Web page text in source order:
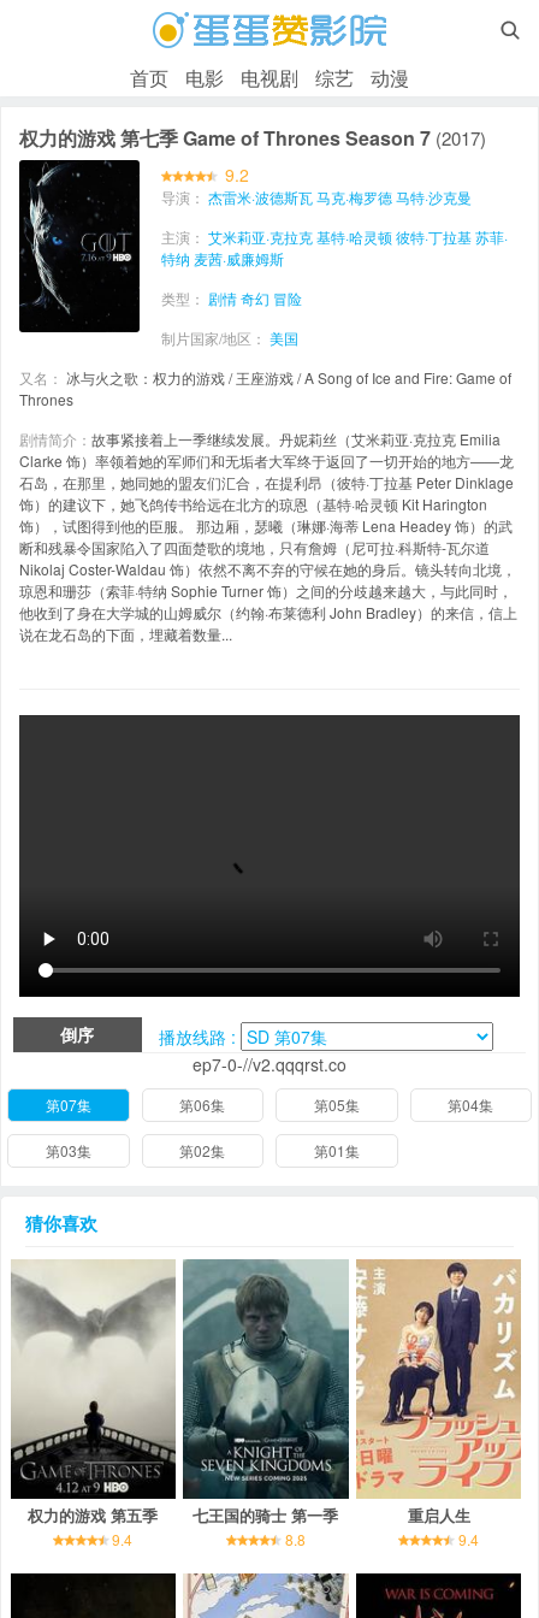

首页 电影 电视剧 综艺 动漫
权力的游戏 第七季 Game of Thrones Season 7 (2017)
9.2
导演： 杰雷米·波德斯瓦马克·梅罗德马特·沙克曼
主演： 艾米莉亚·克拉克基特·哈灵顿彼特·丁拉基苏菲·
特纳 麦茜·威廉姆斯
类型： 剧情奇幻 冒险
制片国家/地区： 美国
又名： 冰与火之歌：权力的游戏 / 王座游戏 / A Song of Ice and Fire: Game of
Thrones
剧情简介： 故事紧接着上一季继续发展。丹妮莉丝（艾米莉亚·克拉克 Emilia
Clarke 饰）率领着她的军师们和无垢者大军终于返回了一切开始的地方——龙
石岛，在那里，她同她的盟友们汇合，在提利昂（彼特·丁拉基 Peter Dinklage
饰）的建议下，她飞鸽传书给远在北方的琼恩（基特·哈灵顿 Kit Harington
饰），试图得到他的臣服。 那边厢，瑟曦（琳娜·海蒂 Lena Headey 饰）的武
断和残暴令国家陷入了四面楚歌的境地，只有詹姆（尼可拉·科斯特-瓦尔道
Nikolaj Coster-Waldau 饰）依然不离不弃的守候在她的身后。镜头转向北境，
琼恩和珊莎（索菲·特纳 Sophie Turner 饰）之间的分歧越来越大，与此同时，
他收到了身在大学城的山姆威尔（约翰·布莱德利 John Bradley）的来信，信上
说在龙石岛的下面，埋藏着数量...
倒序
播放线路 :
ep7-0-//v2.qqqrst.co
第07集 第06集 第05集 第04集
第03集 第02集 第01集
猜你喜欢
权力的游戏 第五季
9.4
七王国的骑士 第一季
8.8
重启人生
9.4